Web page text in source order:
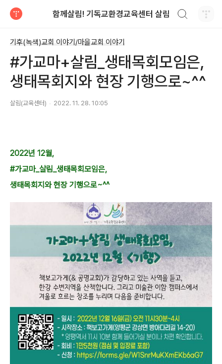
함께살림! 기독교환경교육센터 살림
기후(녹색)교회 이야기/마을교회 이야기
#가교마+살림_생태목회모임은,
생태목회지와 현장 기행으로~^^
살림(교육센터) 2022. 11. 28. 10:05
2022년 12월,
#가교마_살림_생태목회모임은,
생태목회지와 현장 기행으로~^^